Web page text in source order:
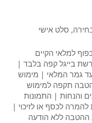
בייגל לבחירה, סלט אישי
למלאי הקיים
בייגל קפה בלבד |
עד 31/12/2026 ו/או עד גמר המלאי | מימוש
תקפה למימוש
והנחות | התמונות
לכסף או לזיכוי |
ללא הודעה